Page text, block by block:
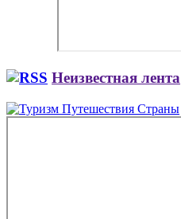
Неизвестная лента